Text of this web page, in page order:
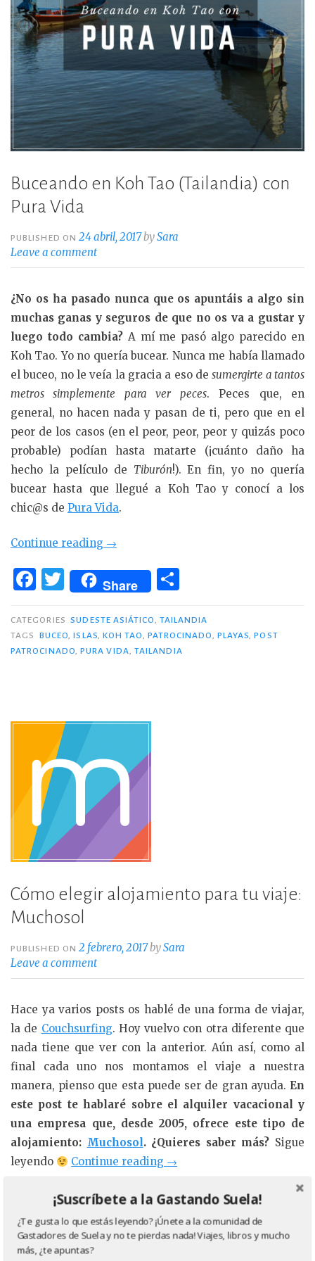
Buceando en Koh Tao (Tailandia) con
Pura Vida
PUBLISHED ON24 abril, 2017bySara
Leave a comment
¿No os ha pasado nunca que os apuntáis a algo sin
muchas ganas y seguros de que no os va a gustar y
luego todo cambia?A mí me pasó algo parecido en
Koh Tao. Yo no quería bucear. Nunca me había llamado
el buceo, no le veía la gracia a eso desumergirte a tantos
metros simplemente para ver peces. Peces que, en
general, no hacen nada y pasan de ti, pero que en el
peor de los casos (en el peor, peor, peor y quizás poco
probable) podían hasta matarte (¡cuánto daño ha
hecho la películo de Tiburón!). En fin, yo no quería
bucear hasta que llegué a Koh Tao y conocí a los
chic@s de Pura Vida.
Continue reading «Buceando
Koh
(Tailandia)
con
Pura
→
F
c
e
o
T
w
it
te
Share
m
p
CATEGORIES SUDESTE ASIÁTICO, TAILANDIA
TAGS
BUCEO,ISLAS, KOH TAO, PATROCINADO, PLAYAS,POST
PATROCINADO,PURA VIDA, TAILANDIA
Cómo elegir alojamiento para tu viaje:
Muchosol
PUBLISHED ON2 febrero, 2017bySara
Leave a comment
Hace ya varios posts os hablé de una forma de viajar,
la de Couchsurfing. Hoy vuelvo con otra diferente que
nada tiene que ver con la anterior. Aún así, como al
final cada uno nos montamos el viaje a nuestra
manera, pienso que esta puede ser de gran ayuda. En
este post te hablaré sobre el alquiler vacacional y
una empresa que, desde 2005, ofrece este tipo de
alojamiento: Muchosol. ¿Quieres saber más? Sigue
leyendo
Continue reading «Cómo
alojamiento
para
tu
→
a
c
T
w
it
Share
C
o
m
CATEGORIES CONSEJOS VIAJEROS
TAGS ALOJAMIENTO
¡Suscríbete a la Gastando Suela!
¿Te gusta lo que estás leyendo? ¡Únete a la comunidad de
Gastadores de Suela y no te pierdas nada! Viajes, libros y mucho
más, ¿te apuntas?